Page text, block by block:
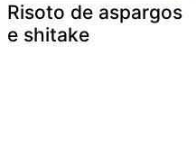
Risoto de aspargos
e shitake